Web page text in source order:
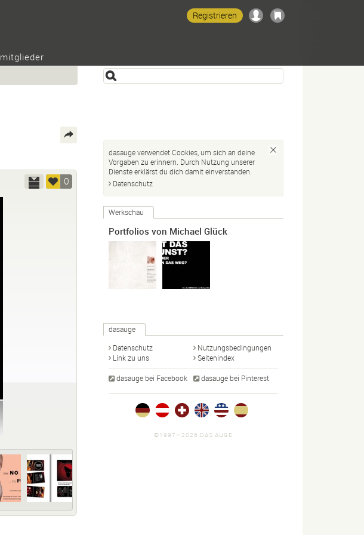
mitglieder
Registrieren
0
dasauge verwendet Cookies, um sich an deine
Vorgaben zu erinnern. Durch Nutzung unserer
Dienste erklärst du dich damit einverstanden.
Datenschutz
Werkschau
Portfolios von Michael Glück
dasauge
Datenschutz
Nutzungsbedingungen
Link zu uns
Seitenindex
dasauge bei Facebook dasauge bei Pinterest
©1997—2026 DAS AUGE